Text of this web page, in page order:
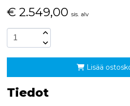
€ 2.549,00 sis. alv
Lisää
Tiedot